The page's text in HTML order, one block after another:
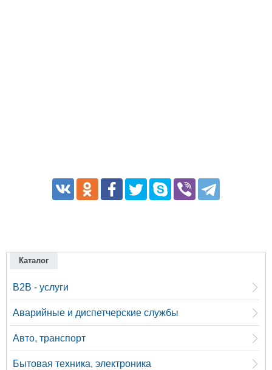
Каталог
B2B - услуги
Аварийные и диспетчерские службы
Авто, транспорт
Бытовая техника, электроника